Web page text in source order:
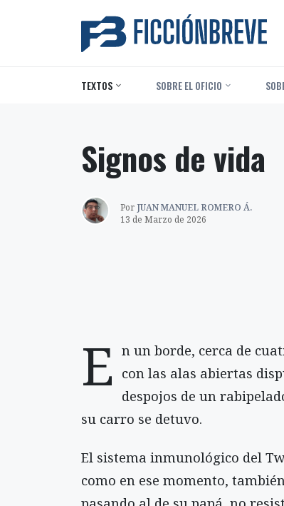
TEXTOS ‎ SOBRE EL OFICIO
Signos de vida
Por JUAN MANUEL ROMERO Á.
13 de Marzo de 2026
E n un borde, cerca de
con las alas abiertas
despojos de un
su carro se detuvo.
El sistema inmunológico del
como en ese momento,